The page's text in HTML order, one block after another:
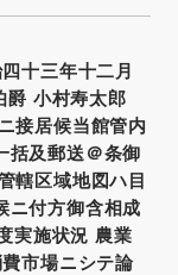
十三年十二月
爵 小村寿太郎
接居候当館管内
括及郵送＠条御
轄区域地図ハ目
ニ付方御含相成
実施状況 農業
市場ニシテ論